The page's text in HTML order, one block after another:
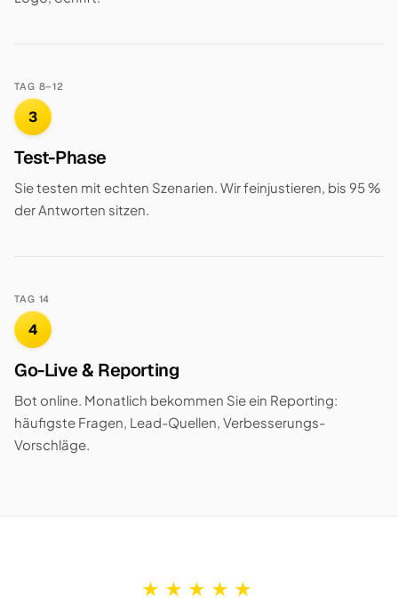
TAG 8–12
3
Test-Phase
Sie testen mit echten Szenarien. Wir feinjustieren, bis 95 %
der Antworten sitzen.
TAG 14
4
Go-Live & Reporting
Bot online. Monatlich bekommen Sie ein Reporting:
häufigste Fragen, Lead-Quellen, Verbesserungs-
Vorschläge.
★ ★ ★ ★ ★